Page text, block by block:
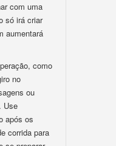
com uma
só irá criar
aumentará
como
no
ou
Use
após os
corrida para